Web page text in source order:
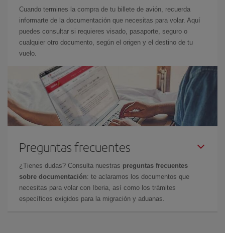
Cuando termines la compra de tu billete de avión, recuerda
informarte de la documentación que necesitas para volar. Aquí
puedes consultar si requieres visado, pasaporte, seguro o
cualquier otro documento, según el origen y el destino de tu
vuelo.
Preguntas frecuentes
¿Tienes dudas? Consulta nuestras preguntas frecuentes
sobre documentación: te aclaramos los documentos que
necesitas para volar con Iberia, así como los trámites
específicos exigidos para la migración y aduanas.